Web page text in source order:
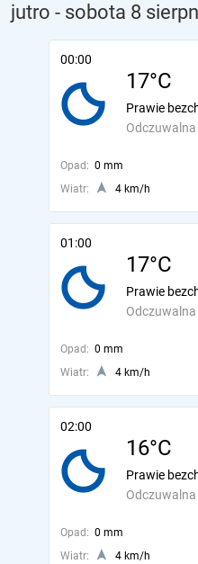
jutro - sobota 8
00:00
17°C
Odczuwalna
Prawie
Opad: 0 mm
Wiatr:
4 km/h
01:00
17°C
Odczuwalna
Prawie
Opad: 0 mm
Wiatr:
4 km/h
02:00
16°C
Odczuwalna
Prawie
Opad: 0 mm
Wiatr:
4 km/h